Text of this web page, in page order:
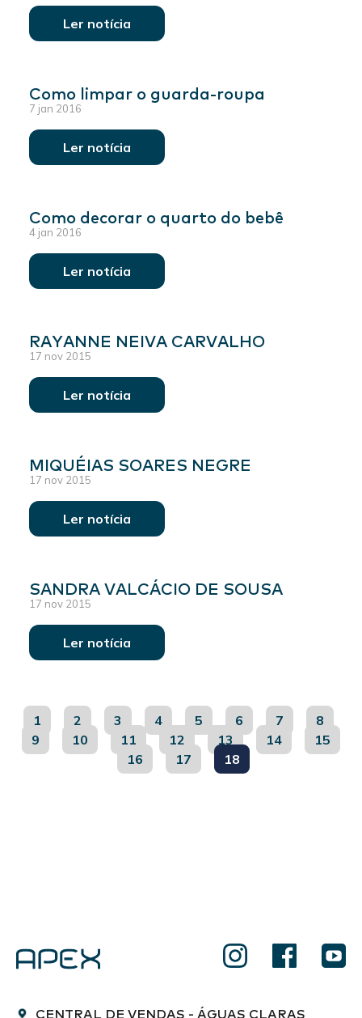
Ler notícia
Como limpar o guarda-roupa
7 jan 2016
Ler notícia
Como decorar o quarto do bebê
4 jan 2016
Ler notícia
RAYANNE NEIVA CARVALHO
17 nov 2015
Ler notícia
MIQUÉIAS SOARES NEGRE
17 nov 2015
Ler notícia
SANDRA VALCÁCIO DE SOUSA
17 nov 2015
Ler notícia
1 2 3 4 5 6 7
8
9
10 11 12 13 14
15
16
17 18
CENTRAL DE VENDAS - ÁGUAS CLARAS